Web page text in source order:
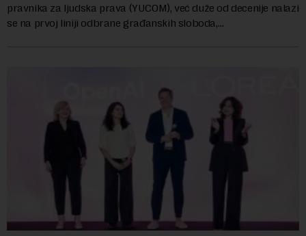
pravnika za ljudska prava (YUCOM), već duže od decenije nalazi
se na prvoj liniji odbrane građanskih sloboda,